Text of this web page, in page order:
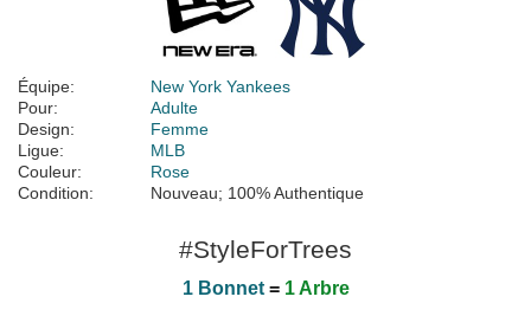
Équipe:
New York Yankees
Pour:
Adulte
Design:
Femme
Ligue:
MLB
Couleur:
Rose
Condition:
Nouveau; 100% Authentique
#StyleForTrees
1 Bonnet= 1 Arbre